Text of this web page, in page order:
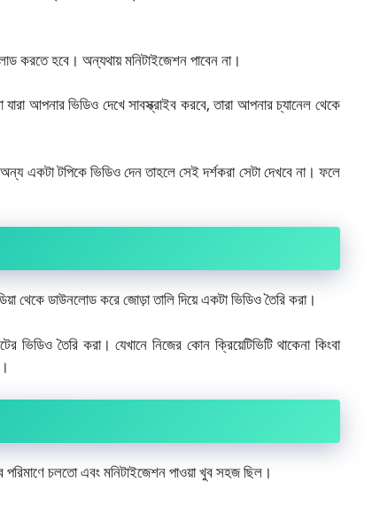
করতে হবে। অন্যথায় মনিটাইজেশন পাবেন না।
আপনার ভিডিও দেখে সাবস্ক্রাইব করবে, তারা আপনার চ্যানেল থেকে
একটা টপিকে ভিডিও দেন তাহলে সেই দর্শকরা সেটা দেখবে না। ফলে
থেকে ডাউনলোড করে জোড়া তালি দিয়ে একটা ভিডিও তৈরি করা।
ভিডিও তৈরি করা। যেখানে নিজের কোন ক্রিয়েটিভিটি থাকেনা কিংবা
চলতো এবং মনিটাইজেশন পাওয়া খুব সহজ ছিল।